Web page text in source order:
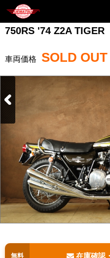
750RS '74 Z2A TIGER
SOLD OUT
無料 在庫確認